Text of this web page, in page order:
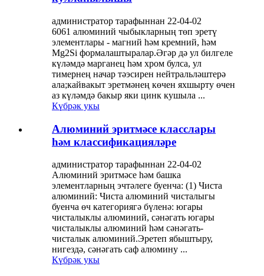
администратор тарафыннан 22-04-02
6061 алюминий чыбыкларның төп эретү
элементлары - магний һәм кремний, һәм
Mg2Si формалаштыралар.Әгәр дә ул билгеле
күләмдә марганец һәм хром булса, ул
тимернең начар тәэсирен нейтральләштерә
ала;кайвакыт эретмәнең көчен яхшырту өчен
аз күләмдә бакыр яки цинк кушыла ...
Күбрәк укы
Алюминий эритмәсе класслары
һәм классификацияләре
администратор тарафыннан 22-04-02
Алюминий эритмәсе һәм башка
элементларның эчтәлеге буенча: (1) Чиста
алюминий: Чиста алюминий чисталыгы
буенча өч категориягә бүленә: югары
чисталыклы алюминий, сәнәгать югары
чисталыклы алюминий һәм сәнәгать-
чисталык алюминий.Эретеп ябыштыру,
нигездә, сәнәгать саф алюмину ...
Күбрәк укы